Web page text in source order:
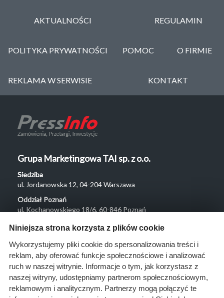
AKTUALNOŚCI REGULAMIN
POLITYKA PRYWATNOŚCI POMOC O FIRMIE
REKLAMA W SERWISIE KONTAKT
Grupa Marketingowa TAI sp. z o.o.
Siedziba
ul. Jordanowska 12, 04-204 Warszawa
Oddział Poznań
ul. Kochanowskiego 18/6, 60-846 Poznań
Menu
O nas
Rozwiązania
Monitoring
przetargów
Niniejsza strona korzysta z plików cookie
Wykorzystujemy pliki cookie do spersonalizowania treści i
reklam, aby oferować funkcje społecznościowe i analizować
ruch w naszej witrynie. Informacje o tym, jak korzystasz z
naszej witryny, udostępniamy partnerom społecznościowym,
reklamowym i analitycznym. Partnerzy mogą połączyć te